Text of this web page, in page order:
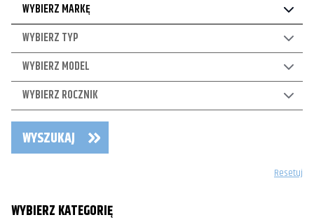
WYBIERZ MARKĘ
WYBIERZ TYP
WYBIERZ MODEL
WYBIERZ ROCZNIK
WYSZUKAJ
Resetuj
WYBIERZ KATEGORIĘ